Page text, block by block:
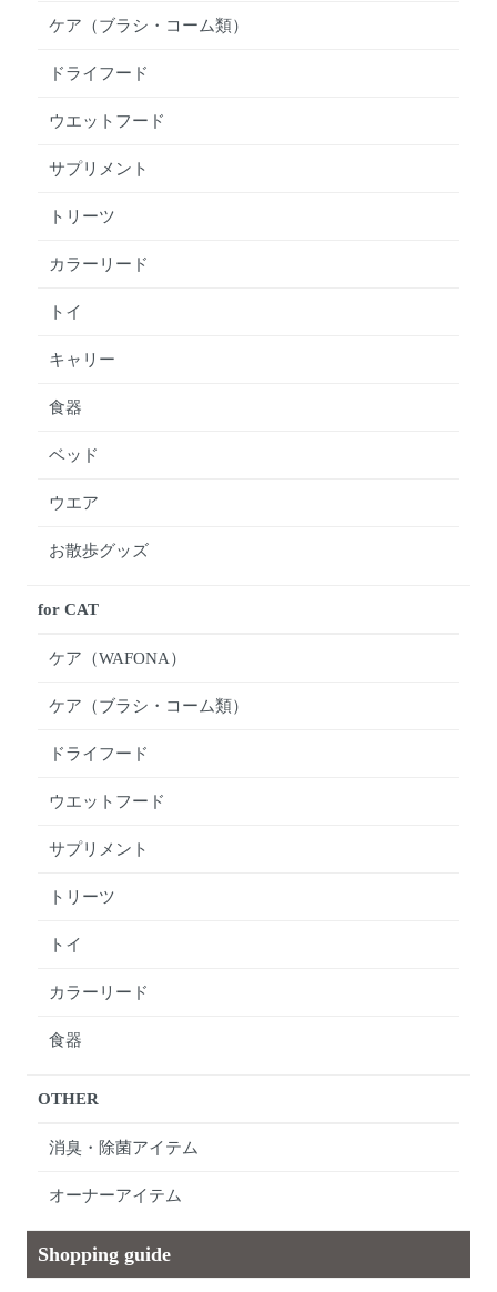
ケア（ブラシ・コーム類）
ドライフード
ウエットフード
サプリメント
トリーツ
カラーリード
トイ
キャリー
食器
ベッド
ウエア
お散歩グッズ
for CAT
ケア（WAFONA）
ケア（ブラシ・コーム類）
ドライフード
ウエットフード
サプリメント
トリーツ
トイ
カラーリード
食器
OTHER
消臭・除菌アイテム
オーナーアイテム
Shopping guide